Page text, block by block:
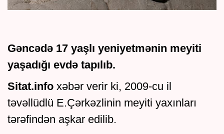
Gəncədə 17 yaşlı yeniyetmənin meyiti
yaşadığı evdə tapılıb.
Sitat.info xəbər verir ki, 2009-cu il
təvəllüdlü E.Çərkəzlinin meyiti yaxınları
tərəfindən aşkar edilib.